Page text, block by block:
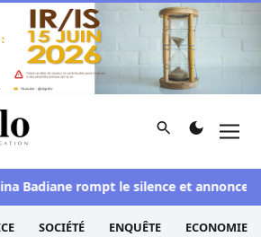
site d'information et d'investigation
Rechercher
Badiane rompt le silence et annonce
SOCIÉTÉ ENQUÊTE ECONOMIE